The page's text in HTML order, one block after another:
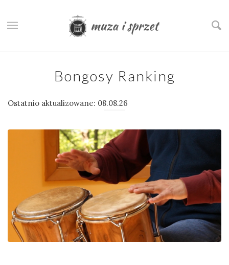
Bongosy Ranking
Ostatnio aktualizowane: 08.08.26